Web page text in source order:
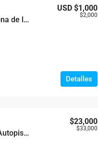
ALQUILER Locales Ejecutivos En Mejor Zona de la Charles de Gaulle
USD $1,000
$2,000
Detalles
Locales Ejecutivos en Alquiler La Misma Autopista San Isidro
$23,000
$33,000